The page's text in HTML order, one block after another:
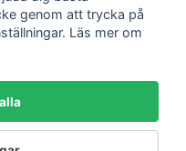
med
AB
genom att trycka på
Läs mer om